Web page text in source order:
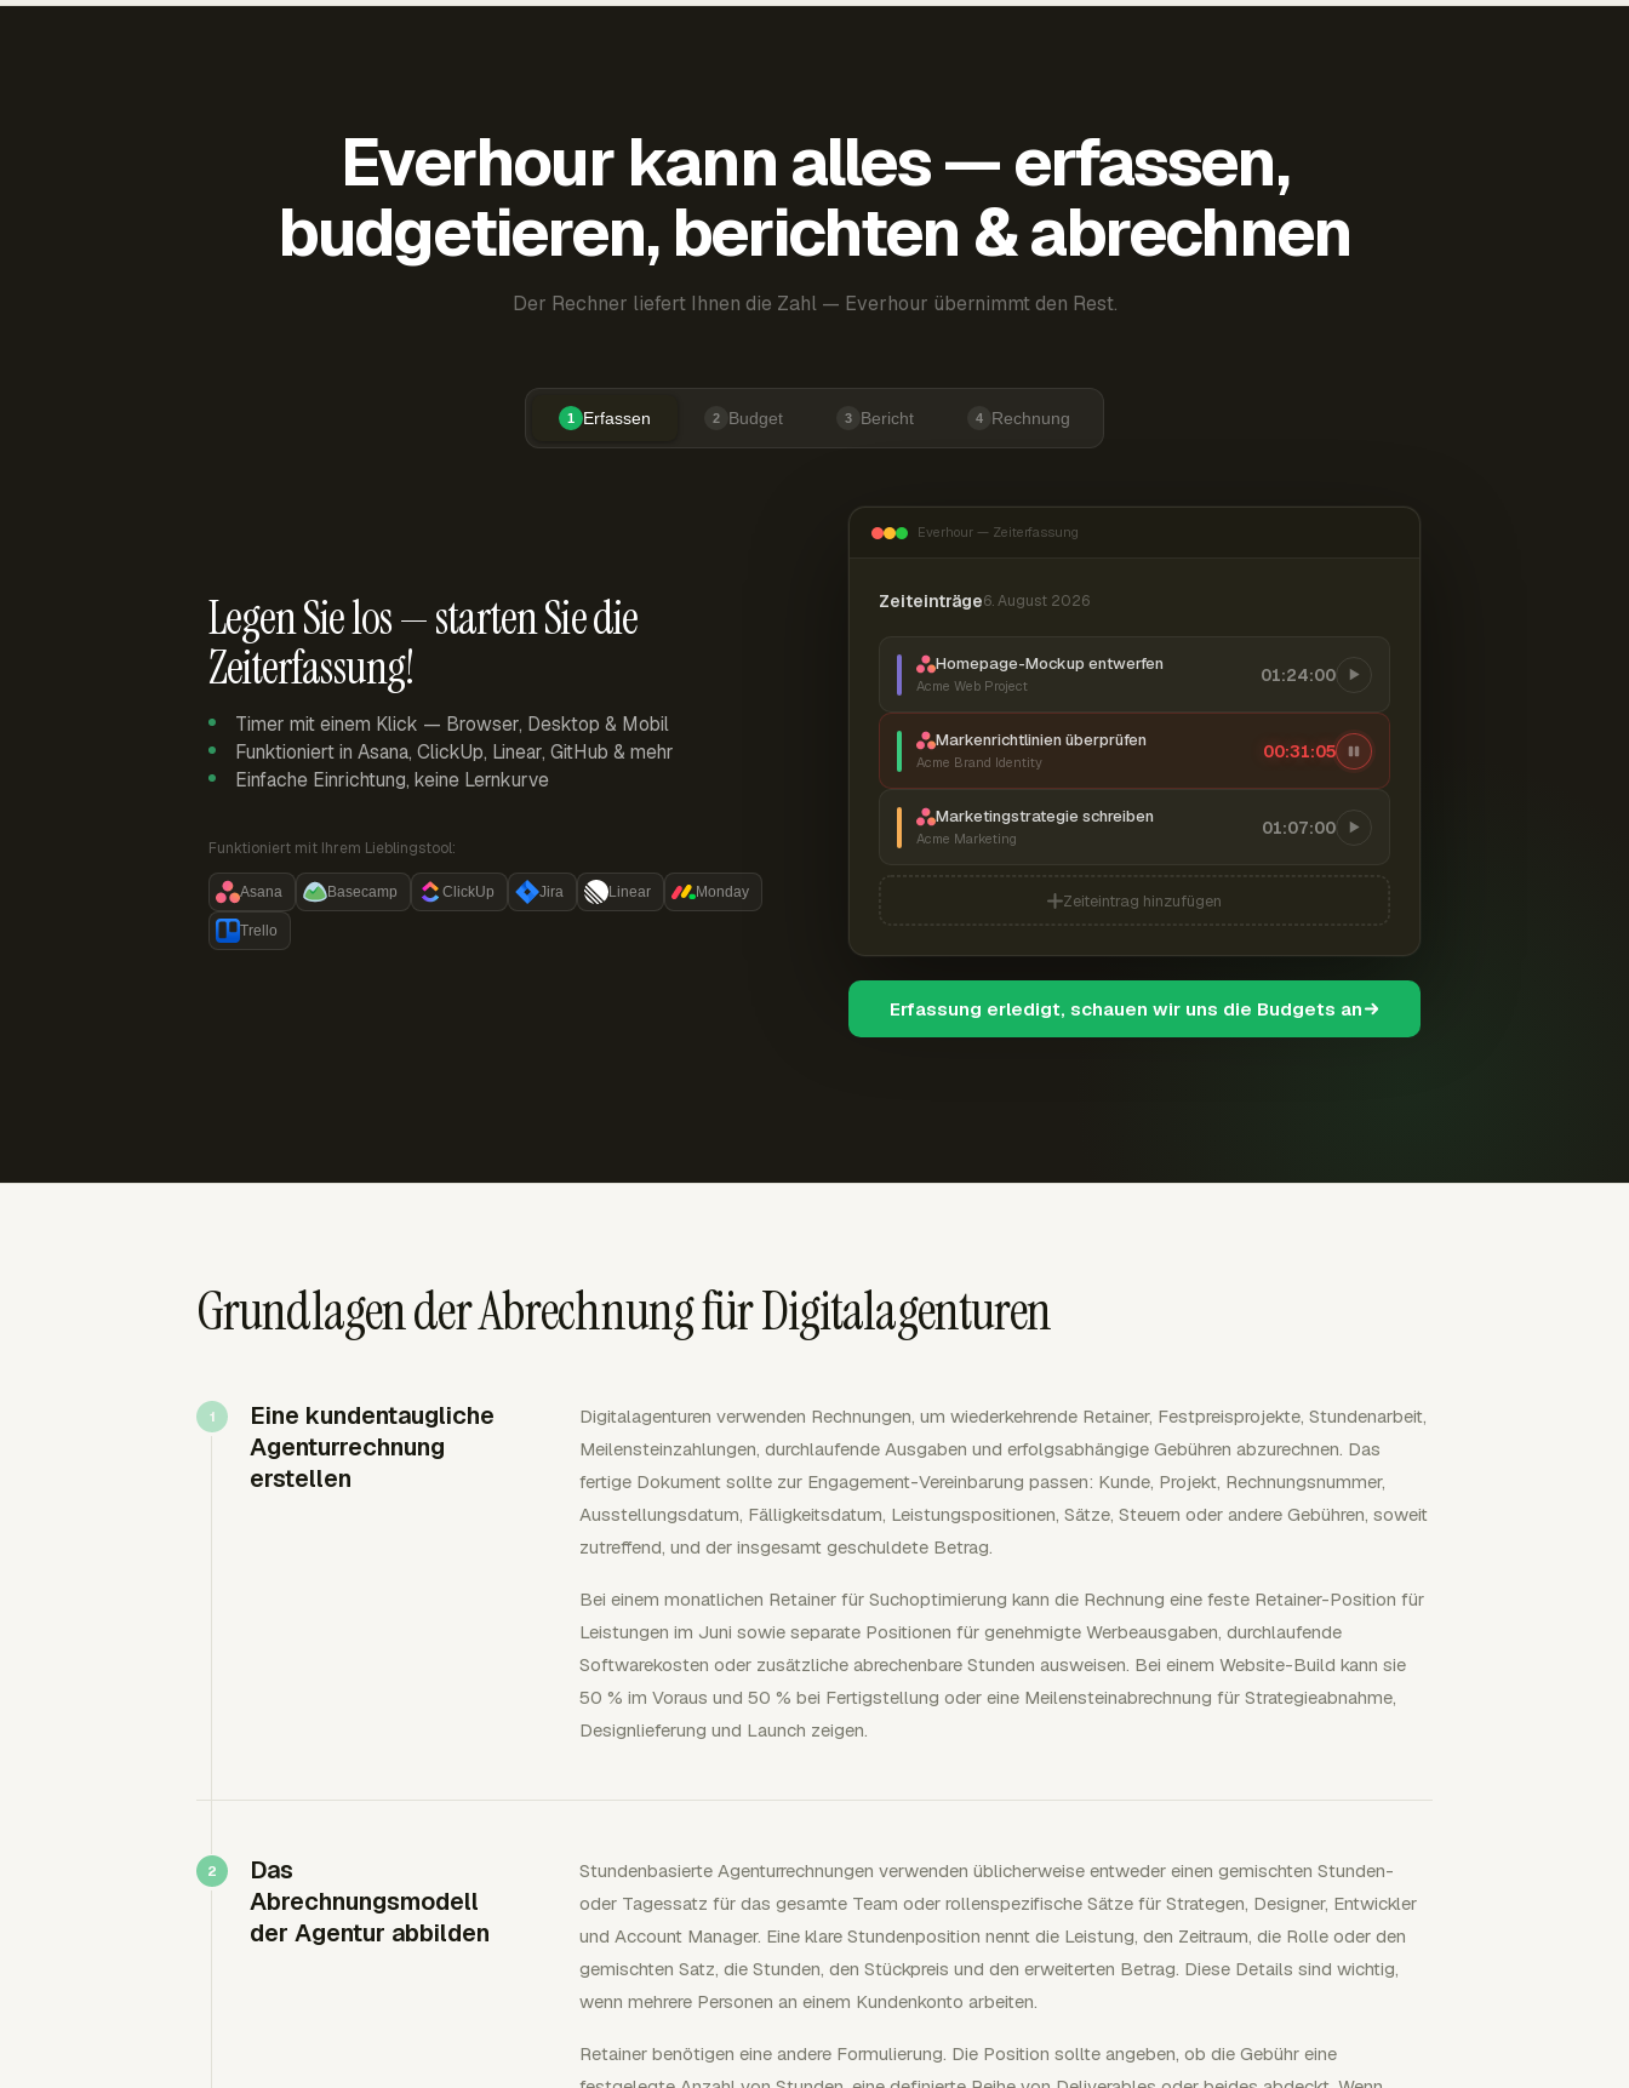
Everhour kann alles — erfassen,
budgetieren, berichten & abrechnen
Der Rechner liefert Ihnen die Zahl — Everhour übernimmt den Rest.
1 Erfassen 2 Budget 3 Bericht 4 Rechnung
Legen Sie los — starten Sie die
Zeiterfassung!
Timer mit einem Klick — Browser, Desktop & Mobil
Funktioniert in Asana, ClickUp, Linear, GitHub & mehr
Einfache Einrichtung, keine Lernkurve
Funktioniert mit Ihrem Lieblingstool:
Asana Basecamp ClickUp Jira Linear Monday
Trello
Everhour — Zeiterfassung
Zeiteinträge6. August 2026
Homepage-Mockup entwerfen
Acme Web Project
01:24:00
Markenrichtlinien überprüfen
Acme Brand Identity
00:31:06
Marketingstrategie schreiben
Acme Marketing
01:07:00
Zeiteintrag hinzufügen
Erfassung erledigt, schauen wir uns die Budgets an
Grundlagen der Abrechnung für Digitalagenturen
Eine kundentaugliche
Agenturrechnung
erstellen
Digitalagenturen verwenden Rechnungen, um wiederkehrende Retainer, Festpreisprojekte, Stundenarbeit,
Meilensteinzahlungen, durchlaufende Ausgaben und erfolgsabhängige Gebühren abzurechnen. Das
fertige Dokument sollte zur Engagement-Vereinbarung passen: Kunde, Projekt, Rechnungsnummer,
Ausstellungsdatum, Fälligkeitsdatum, Leistungspositionen, Sätze, Steuern oder andere Gebühren, soweit
zutreffend, und der insgesamt geschuldete Betrag.
Bei einem monatlichen Retainer für Suchoptimierung kann die Rechnung eine feste Retainer-Position für
Leistungen im Juni sowie separate Positionen für genehmigte Werbeausgaben, durchlaufende
Softwarekosten oder zusätzliche abrechenbare Stunden ausweisen. Bei einem Website-Build kann sie
50 % im Voraus und 50 % bei Fertigstellung oder eine Meilensteinabrechnung für Strategieabnahme,
Designlieferung und Launch zeigen.
Das
Abrechnungsmodell
der Agentur abbilden
Stundenbasierte Agenturrechnungen verwenden üblicherweise entweder einen gemischten Stunden-
oder Tagessatz für das gesamte Team oder rollenspezifische Sätze für Strategen, Designer, Entwickler
und Account Manager. Eine klare Stundenposition nennt die Leistung, den Zeitraum, die Rolle oder den
gemischten Satz, die Stunden, den Stückpreis und den erweiterten Betrag. Diese Details sind wichtig,
wenn mehrere Personen an einem Kundenkonto arbeiten.
Retainer benötigen eine andere Formulierung. Die Position sollte angeben, ob die Gebühr eine